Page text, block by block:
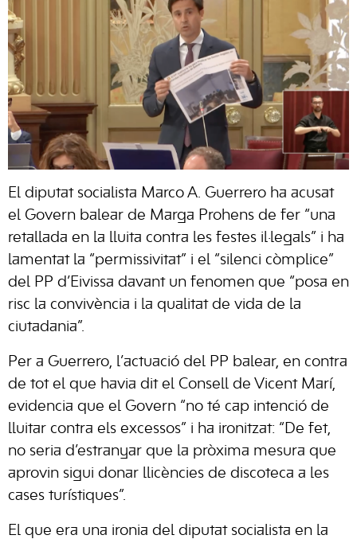
El diputat socialista Marco A. Guerrero ha acusat
el Govern balear de Marga Prohens de fer “una
retallada en la lluita contra les festes il·legals” i ha
lamentat la “permissivitat” i el “silenci còmplice”
del PP d’Eivissa davant un fenomen que “posa en
risc la convivència i la qualitat de vida de la
ciutadania”.
Per a Guerrero, l’actuació del PP balear, en contra
de tot el que havia dit el Consell de Vicent Marí,
evidencia que el Govern “no té cap intenció de
lluitar contra els excessos” i ha ironitzat: “De fet,
no seria d’estranyar que la pròxima mesura que
aprovin sigui donar llicències de discoteca a les
cases turístiques”.
El que era una ironia del diputat socialista en la